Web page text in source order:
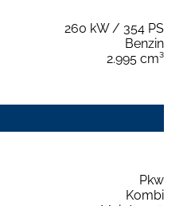
260 kW / 354 PS
Benzin
2.995 cm³
Pkw
Kombi